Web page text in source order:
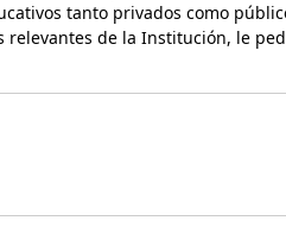
tanto privados como
de la Institución, le